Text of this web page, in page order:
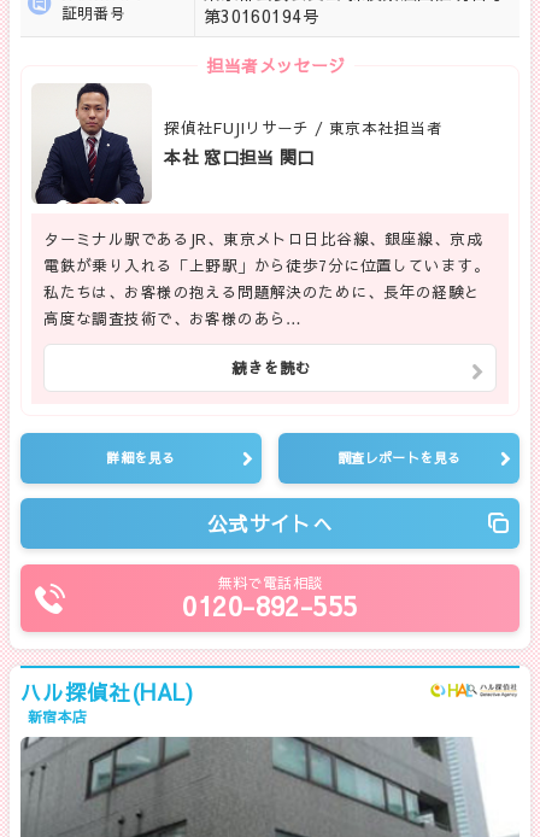
証明番号
第30160194号
担当者メッセージ
探偵社FUJIリサーチ / 東京本社担当者
本社 窓口担当 関口
ターミナル駅であるJR、東京メトロ日比谷線、銀座線、京成
電鉄が乗り入れる「上野駅」から徒歩7分に位置しています。
私たちは、お客様の抱える問題解決のために、長年の経験と
高度な調査技術で、お客様のあら…
続きを読む
詳細を見る 調査レポートを見る
公式サイトへ
無料で電話相談
0120-892-555
ハル探偵社(HAL)
新宿本店